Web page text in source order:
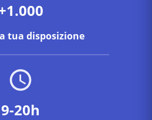
tua disposizione
9-20h